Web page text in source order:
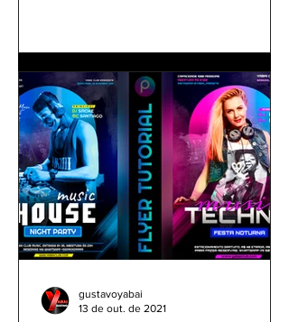
gustavoyabai
13 de out. de 2021